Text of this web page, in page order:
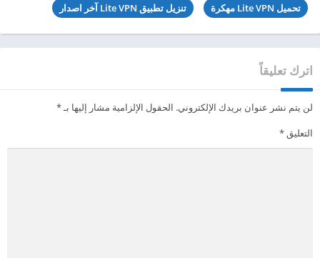
تحميل Lite VPN مهكرة تنزيل تطبيق Lite VPN آخر اصدار
اترك تعليقاً
لن يتم نشر عنوان بريدك الإلكتروني. الحقول الإلزامية مشار إليها بـ*
التعليق*